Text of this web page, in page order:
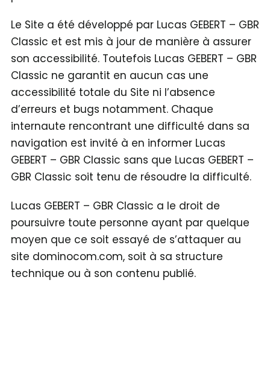
Le Site a été développé par Lucas GEBERT – GBR
Classic et est mis à jour de manière à assurer
son accessibilité. Toutefois Lucas GEBERT – GBR
Classic ne garantit en aucun cas une
accessibilité totale du Site ni l’absence
d’erreurs et bugs notamment. Chaque
internaute rencontrant une difficulté dans sa
navigation est invité à en informer Lucas
GEBERT – GBR Classic sans que Lucas GEBERT –
GBR Classic soit tenu de résoudre la difficulté.
Lucas GEBERT – GBR Classic a le droit de
poursuivre toute personne ayant par quelque
moyen que ce soit essayé de s’attaquer au
site dominocom.com, soit à sa structure
technique ou à son contenu publié.